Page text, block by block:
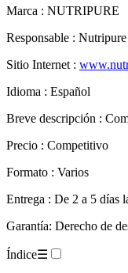
Marca : NUTRIPURE
Responsable :
Sitio Internet :
Idioma : Español
Breve descripción :
Precio : Competitivo
Formato : Varios
Entrega : De 2 a 5 días
Garantía: Derecho de
Índice☰